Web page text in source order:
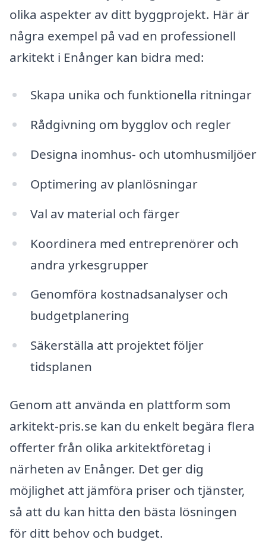
olika aspekter av ditt byggprojekt. Här är
några exempel på vad en professionell
arkitekt i Enånger kan bidra med:
Skapa unika och funktionella ritningar
Rådgivning om bygglov och regler
Designa inomhus- och utomhusmiljöer
Optimering av planlösningar
Val av material och färger
Koordinera med entreprenörer och
andra yrkesgrupper
Genomföra kostnadsanalyser och
budgetplanering
Säkerställa att projektet följer
tidsplanen
Genom att använda en plattform som
arkitekt-pris.se kan du enkelt begära flera
offerter från olika arkitektföretag i
närheten av Enånger. Det ger dig
möjlighet att jämföra priser och tjänster,
så att du kan hitta den bästa lösningen
för ditt behov och budget.